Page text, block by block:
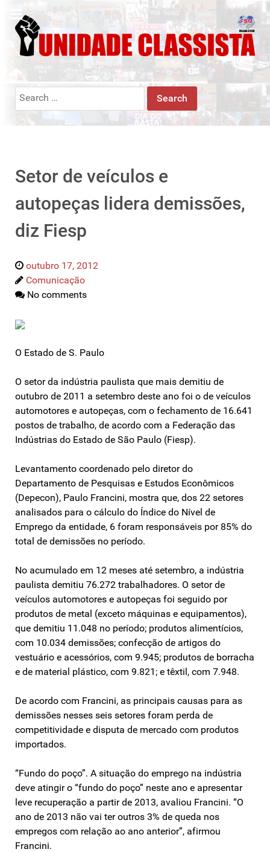
Search
Setor de veículos e
autopeças lidera demissões,
diz Fiesp
outubro 17, 2012
Comunicação
No comments
O Estado de S. Paulo
O setor da indústria paulista que mais demitiu de
outubro de 2011 a setembro deste ano foi o de veículos
automotores e autopeças, com o fechamento de 16.641
postos de trabalho, de acordo com a Federação das
Indústrias do Estado de São Paulo (Fiesp).
Levantamento coordenado pelo diretor do
Departamento de Pesquisas e Estudos Econômicos
(Depecon), Paulo Francini, mostra que, dos 22 setores
analisados para o cálculo do Índice do Nível de
Emprego da entidade, 6 foram responsáveis por 85% do
total de demissões no período.
No acumulado em 12 meses até setembro, a indústria
paulista demitiu 76.272 trabalhadores. O setor de
veículos automotores e autopeças foi seguido por
produtos de metal (exceto máquinas e equipamentos),
que demitiu 11.048 no período; produtos alimentícios,
com 10.034 demissões; confecção de artigos do
vestuário e acessórios, com 9.945; produtos de borracha
e de material plástico, com 9.821; e têxtil, com 7.948.
De acordo com Francini, as principais causas para as
demissões nesses seis setores foram perda de
competitividade e disputa de mercado com produtos
importados.
“Fundo do poço”. A situação do emprego na indústria
deve atingir o “fundo do poço” neste ano e apresentar
leve recuperação a partir de 2013, avaliou Francini. “O
ano de 2013 não vai ter outros 3% de queda nos
empregos com relação ao ano anterior”, afirmou
Francini.